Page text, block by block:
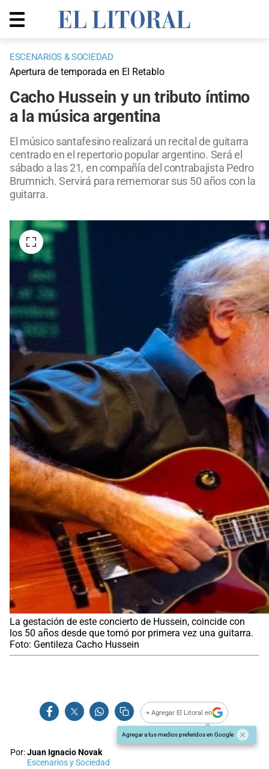
ESCENARIOS & SOCIEDAD
Apertura de temporada en El Retablo
Cacho Hussein y un tributo íntimo
a la música argentina
El músico santafesino realizará un recital de guitarra
centrado en el repertorio popular argentino. Será el
sábado a las 21, en compañía del contrabajista Pedro
Brumnich. Servirá para rememorar sus 50 años con la
guitarra.
La gestación de este concierto de Hussein, coincide con
los 50 años desde que tomó por primera vez una guitarra.
Foto: Gentileza Cacho Hussein
+ Agregar El Litoral en
Agregar a tus medios preferidos en Google
Por:Juan Ignacio Novak
Escenarios y Sociedad